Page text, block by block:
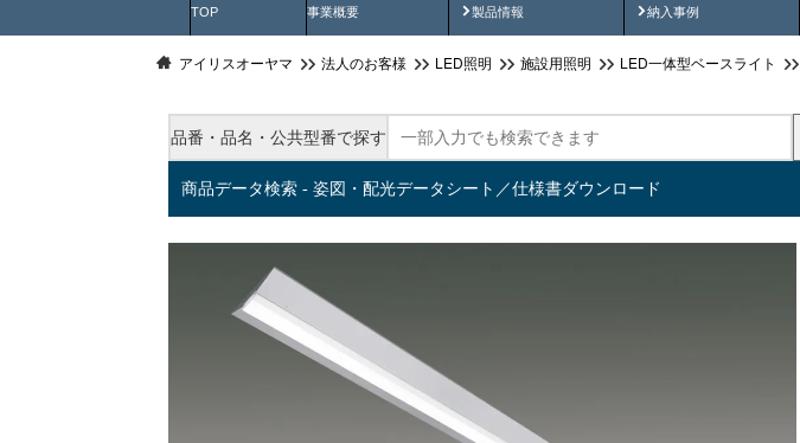
TOP 事業概要 製品情報
製品動画 納入事例
納入事例動画
アイリスオーヤマ 法人のお客様 LED照明 施設用照明 LED一体型ベースライト
品番・品名・公共型番で探す
商品データ検索 - 姿図・配光データシート／仕様書ダウンロード